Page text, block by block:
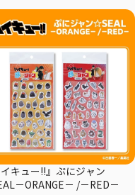
イキュー!!』ぷにジャン
－ORANGE－ /－RED－